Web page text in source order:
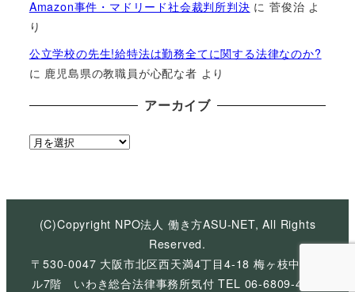
Amazon事件・マドリード社会裁判所判決 に菅俊治 よ
り
公立学校の先生!給特法は勤務全てに関する法律なのか?
に 鹿児島県の教職員が心配な者 より
アーカイブ
ア
イ
(C)Copyright NPO法人 働き方ASU-NET, All Rights
Reserved.
〒530-0047 大阪市北区西天満4丁目4-18 梅ヶ枝中央ビ
ル7階 いわき総合法律事務所気付 TEL 06-6809-4926